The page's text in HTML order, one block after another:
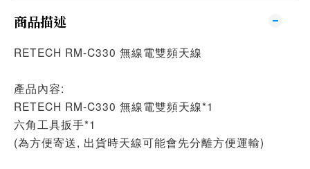
商品描述
RETECH RM-C330 無線電雙頻天線
產品內容:
RETECH RM-C330 無線電雙頻天線*1
六角工具扳手*1
(為方便寄送, 出貨時天線可能會先分離方便運輸)